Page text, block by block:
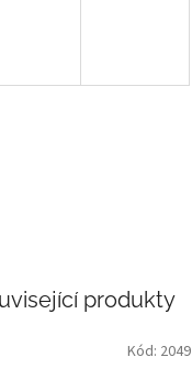
produkty
Kód: 2049